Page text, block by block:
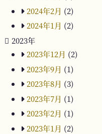
2024年2月 (2)
2024年1月 (2)
2023年
2023年12月 (2)
2023年9月 (1)
2023年8月 (3)
2023年7月 (1)
2023年2月 (1)
2023年1月 (2)